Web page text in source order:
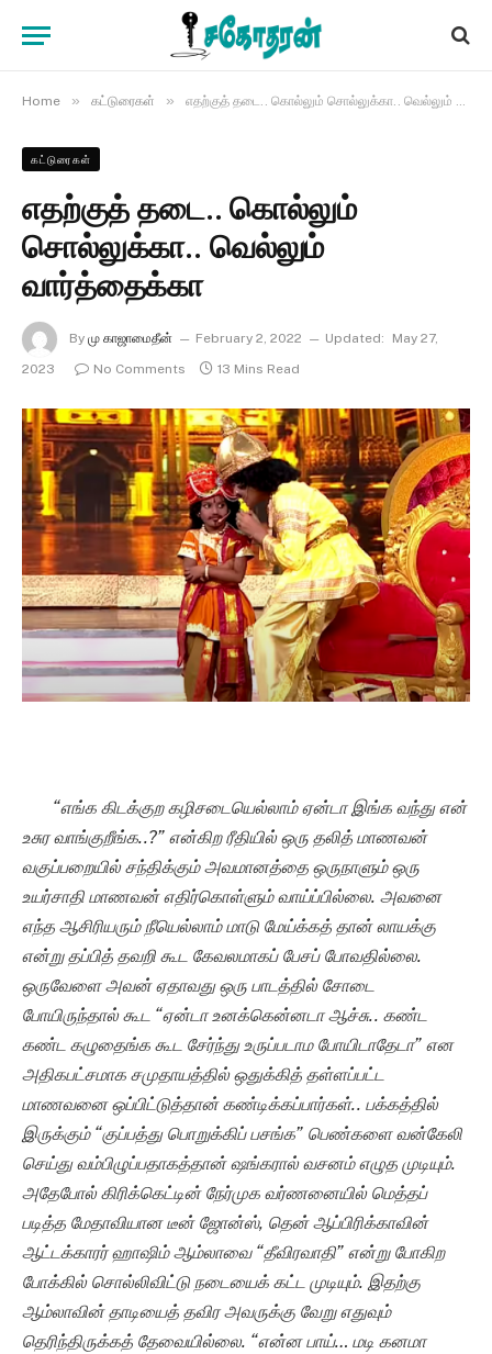
Home » கட்டுரைகள் » எதற்குத் தடை.. கொல்லும் சொல்லுக்கா.. வெல்லும் வார்த்தைக்கா
கட்டுரைகள்
எதற்குத் தடை.. கொல்லும்
சொல்லுக்கா.. வெல்லும்
வார்த்தைக்கா
By மு காஜாமைதீன் February 2, 2022 Updated:
May 27,
2023
No Comments 13 Mins Read
“எங்க கிடக்குற கழிசடையெல்லாம் ஏன்டா இங்க வந்து என்
உசுர வாங்குறீங்க..?” என்கிற ரீதியில் ஒரு தலித் மாணவன்
வகுப்பறையில் சந்திக்கும் அவமானத்தை ஒருநாளும் ஒரு
உயர்சாதி மாணவன் எதிர்கொள்ளும் வாய்ப்பில்லை. அவனை
எந்த ஆசிரியரும் நீயெல்லாம் மாடு மேய்க்கத் தான் லாயக்கு
என்று தப்பித் தவறி கூட கேவலமாகப் பேசப் போவதில்லை.
ஒருவேளை அவன் ஏதாவது ஒரு பாடத்தில் சோடை
போயிருந்தால் கூட “ஏன்டா உனக்கென்னடா ஆச்சு.. கண்ட
கண்ட கழுதைங்க கூட சேர்ந்து உருப்படாம போயிடாதேடா” என
அதிகபட்சமாக சமுதாயத்தில் ஒதுக்கித் தள்ளப்பட்ட
மாணவனை ஒப்பிட்டுத்தான் கண்டிக்கப்பார்கள்.. பக்கத்தில்
இருக்கும் “குப்பத்து பொறுக்கிப் பசங்க” பெண்களை வன்கேலி
செய்து வம்பிழுப்பதாகத்தான் ஷங்கரால் வசனம் எழுத முடியும்.
அதேபோல் கிரிக்கெட்டின் நேர்முக வர்ணனையில் மெத்தப்
படித்த மேதாவியான டீன் ஜோன்ஸ், தென் ஆப்பிரிக்காவின்
ஆட்டக்காரர் ஹாஷிம் ஆம்லாவை “தீவிரவாதி” என்று போகிற
போக்கில் சொல்லிவிட்டு நடையைக் கட்ட முடியும். இதற்கு
ஆம்லாவின் தாடியைத் தவிர அவருக்கு வேறு எதுவும்
தெரிந்திருக்கத் தேவையில்லை. “என்ன பாய்… மடி கனமா